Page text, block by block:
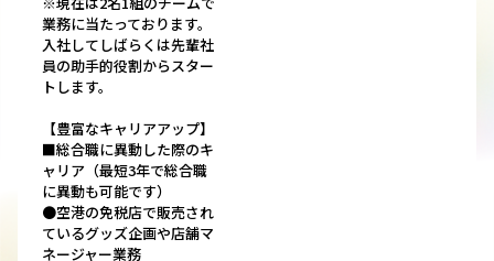
業務に当たっております。
入社してしばらくは先輩社
員の助手的役割からスター
トします。
【豊富なキャリアアップ】
■総合職に異動した際のキ
ャリア（最短3年で総合職
に異動も可能です）
●空港の免税店で販売され
ているグッズ企画や店舗マ
ネージャー業務